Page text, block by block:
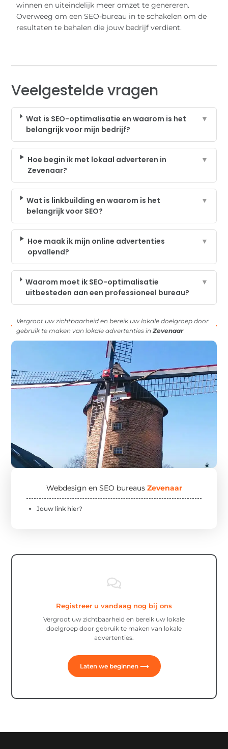
winnen en uiteindelijk meer omzet te genereren.
Overweeg om een SEO-bureau in te schakelen om de
resultaten te behalen die jouw bedrijf verdient.
Veelgestelde vragen
Wat is SEO-optimalisatie en waarom is het
belangrijk voor mijn bedrijf?
▼
Hoe begin ik met lokaal adverteren in
Zevenaar?
▼
Wat is linkbuilding en waarom is het
belangrijk voor SEO?
▼
Hoe maak ik mijn online advertenties
opvallend?
▼
Waarom moet ik SEO-optimalisatie
uitbesteden aan een professioneel bureau?
▼
Vergroot uw zichtbaarheid en bereik uw lokale doelgroep door
gebruik te maken van lokale advertenties inZevenaar
Webdesign en SEO bureaus Zevenaar
Jouw link hier?
Registreer u vandaag nog bij ons
Vergroot uw zichtbaarheid en bereik uw lokale
doelgroep door gebruik te maken van lokale
advertenties.
Laten we beginnen ⟶